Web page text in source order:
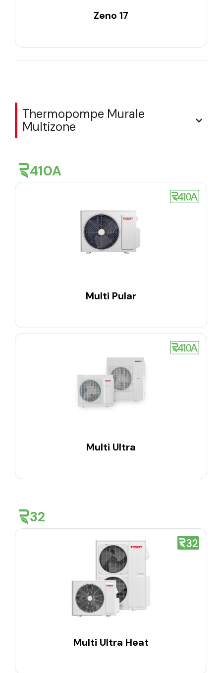
Zeno 17
Thermopompe Murale
Multizone
410A
Multi Pular
Multi Ultra
32
Multi Ultra Heat